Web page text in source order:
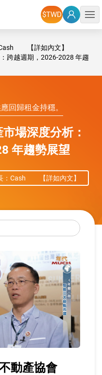
選單
Cash 【詳如內文】
跨越週期，2026-2028 年趨
回歸租金持穩。
場深度分析：
年趨勢展望
：Cash 【詳如內文】
動產協會